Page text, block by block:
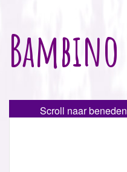
Bambino
Scroll naar beneden